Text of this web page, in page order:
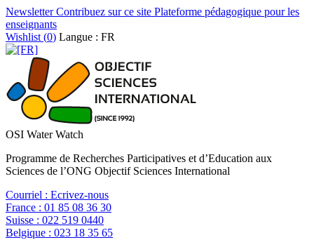
NewsletterContribuez sur ce site Plateforme pédagogique pour les
enseignants
Wishlist (0) Langue : FR
OSI Water Watch
Programme de Recherches Participatives et d’Education aux
Sciences de l’ONG Objectif Sciences International
Courriel : Ecrivez-nous
France : 01 85 08 36 30
Suisse : 022 519 0440
Belgique : 023 18 35 65